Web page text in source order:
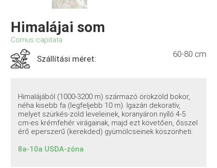
Himalájai som
Cornus capitata
Szállítási méret: 60-80 cm
Himalájából (1000-3200 m) származó örökzöld bokor,
néha kisebb fa (legfeljebb 10 m). Igazán dekoratív,
melyet szürkés-zöld leveleinek, koranyáron nyíló 4-5
cm-es krémfehér virágainak, majd ezt követően, ősszel
érő eperszerű (kerekded) gyümölcseinek köszönheti.
8a-10a USDA-zóna